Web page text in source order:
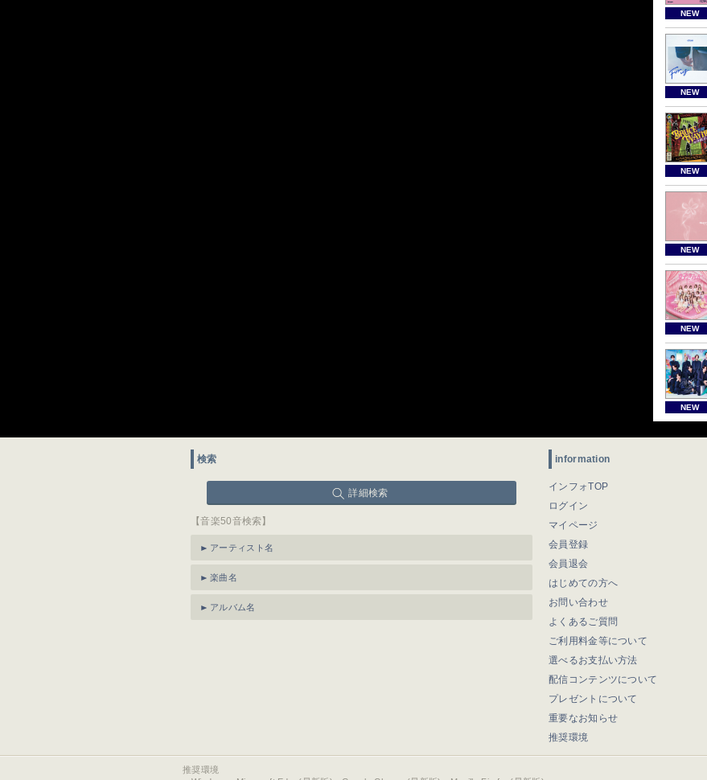
NEW
NEW
NEW
NEW
NEW
NEW
検索
詳細検索
【音楽50音検索】
アーティスト名
楽曲名
アルバム名
information
インフォTOP
ログイン
マイページ
会員登録
会員退会
はじめての方へ
お問い合わせ
よくあるご質問
ご利用料金等について
選べるお支払い方法
配信コンテンツについて
プレゼントについて
重要なお知らせ
推奨環境
推奨環境